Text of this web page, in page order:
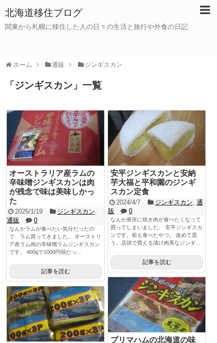
北海道移住ブログ
関東から札幌に移住した人の日々の生活と旅行や外食の日記
ホーム 通販 ジンギスカン
「 ジンギスカン 」 一覧
オーストラリア産ラムの
辛味噌ジンギスカンは肉
が残念で味は美味しかっ
た
2025/1/19 ジンギスカン
通販
0
なんかラムが食べたい気分だったの
で、ラム買ってきました。 オーストリ
ア産ラム肉の辛味噌ラムジンギスカン
です。 400gで1000円弱だっ...
記事を読む
安平ジンギスカンと安納
芋大福と平和園のジンギ
スカン定食
2024/4/7 ジンギスカン 通
販
0
なんか唐突に焼き肉が食べたくなって
買ってしまいました。 安平ジンギスカ
ンです。前も食べたやつ。 改めて思
う。店頭で買える漬け肉系なジンギ...
記事を読む
プリマハムの北海道の味